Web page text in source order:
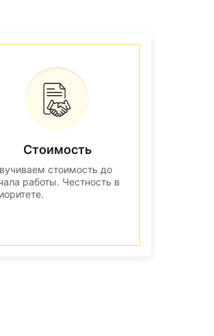
Стоимость
стоимость до
работы. Честность в